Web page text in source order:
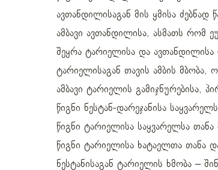
ავთანდილისაგან მის ყმისა ძებნად
ამბავი ავთანდილისა, ასმათს რომ
შეყრა ტარიელისა და ავთანდილისა
ტარიელისაგან თავის ამბის მბობა,
ამბავი ტარიელის გამიჯნურებისა,
წიგნი ნესტან-დარეჯანისა
წიგნი ტარიელისა საყვარელსა
წიგნი ტარიელისა ხატაელთა თანა
ნესტანისაგან ტარიელის ხმობა –